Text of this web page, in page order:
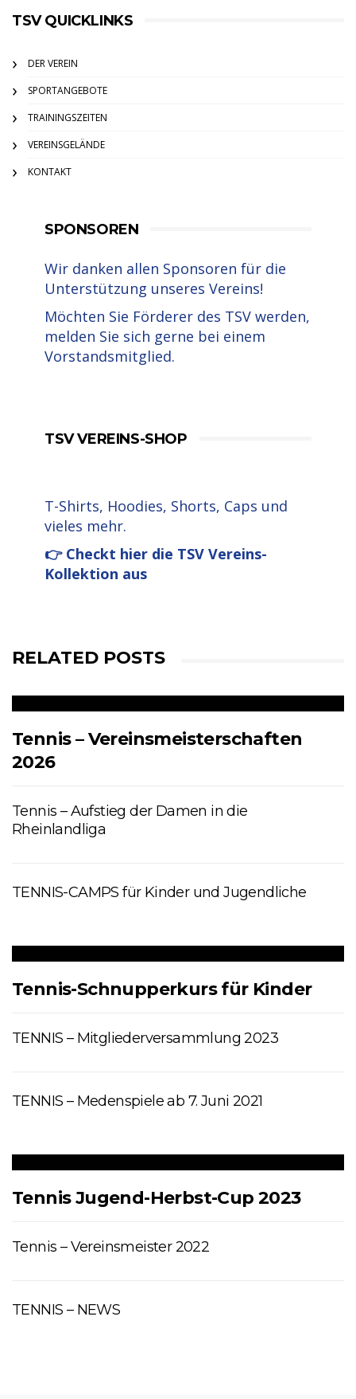
TSV QUICKLINKS
DER VEREIN
SPORTANGEBOTE
TRAININGSZEITEN
VEREINSGELÄNDE
KONTAKT
SPONSOREN
Wir danken allen Sponsoren für die
Unterstützung unseres Vereins!
Möchten Sie Förderer des TSV werden,
melden Sie sich gerne bei einem
Vorstandsmitglied.
TSV VEREINS-SHOP
T-Shirts, Hoodies, Shorts, Caps und
vieles mehr.
👉 Checkt hier die TSV Vereins-
Kollektion aus
RELATED POSTS
Tennis – Vereinsmeisterschaften
2026
Tennis – Aufstieg der Damen in die
Rheinlandliga
TENNIS-CAMPS für Kinder und Jugendliche
Tennis-Schnupperkurs für Kinder
TENNIS – Mitgliederversammlung 2023
TENNIS – Medenspiele ab 7. Juni 2021
Tennis Jugend-Herbst-Cup 2023
Tennis – Vereinsmeister 2022
TENNIS – NEWS